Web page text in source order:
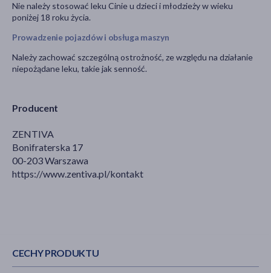
Producent
ZENTIVA
Bonifraterska 17
00-203 Warszawa
https://www.zentiva.pl/kontakt
Nie należy stosować leku Cinie u dzieci i młodzieży w wieku
poniżej 18 roku życia.
Prowadzenie pojazdów i obsługa maszyn
Należy zachować szczególną ostrożność, ze względu na działanie
niepożądane leku, takie jak senność.
CECHY PRODUKTU